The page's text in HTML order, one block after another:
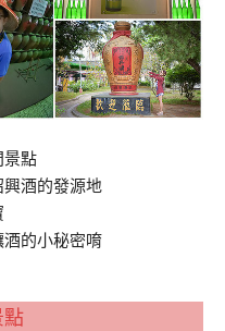
景點
酒的發源地
的小秘密唷
點